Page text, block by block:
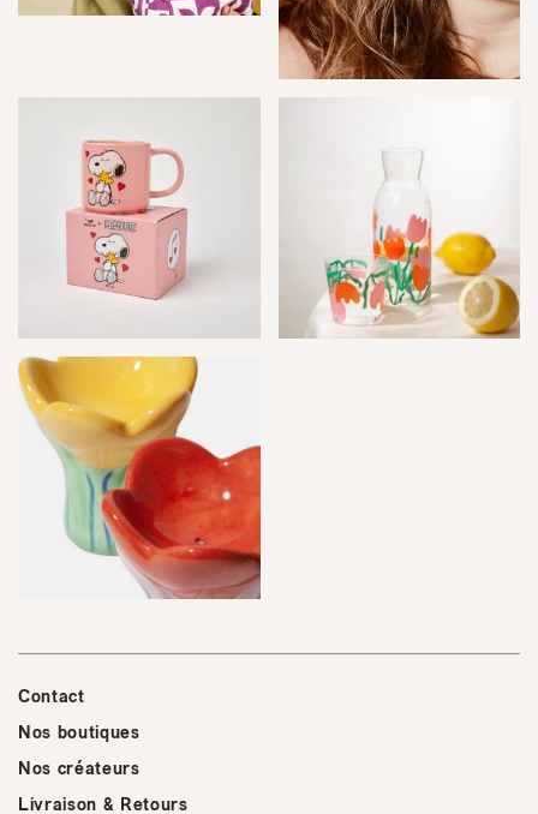
Contact
Nos boutiques
Nos créateurs
Livraison & Retours